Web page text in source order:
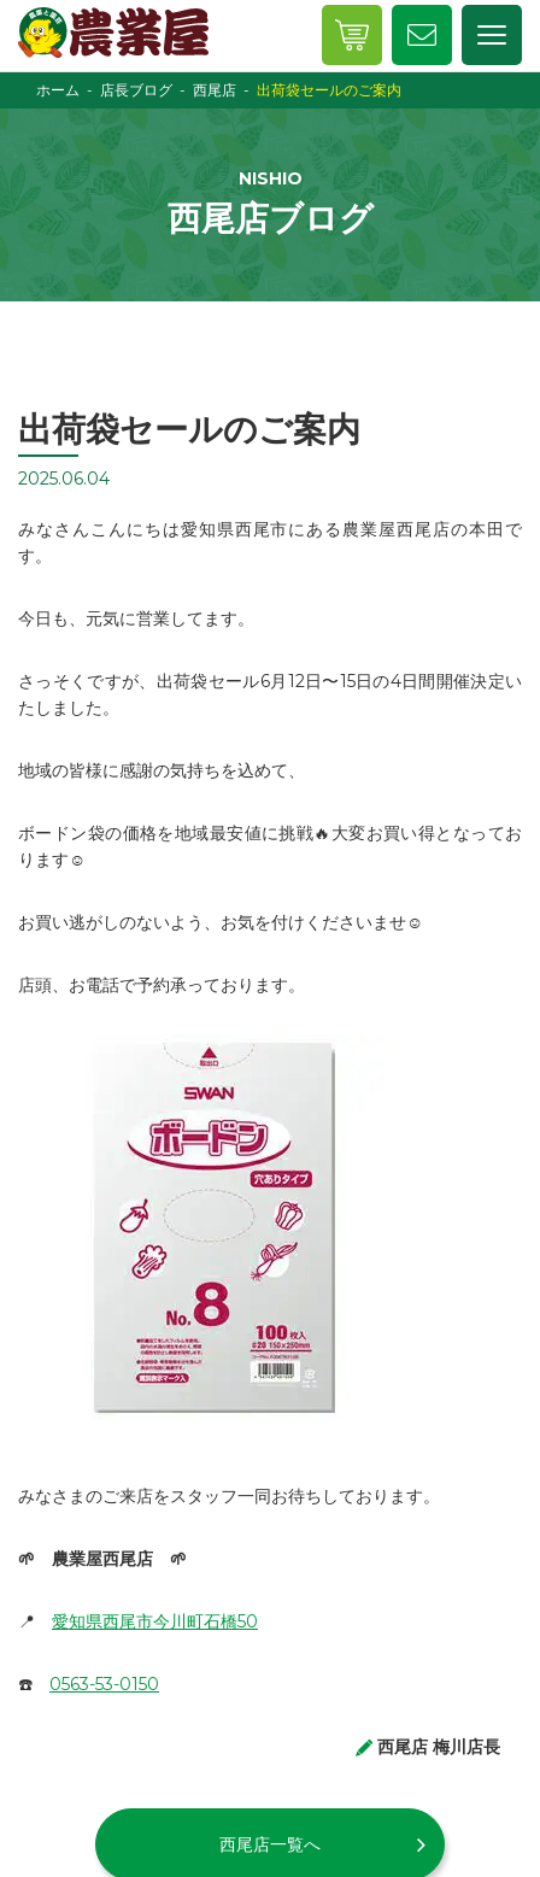
ホーム 店長ブログ 西尾店 出荷袋セールのご案内
NISHIO
西尾店ブログ
出荷袋セールのご案内
2025.06.04
みなさんこんにちは愛知県西尾市にある農業屋西尾店の本田で
す。
今日も、元気に営業してます。
さっそくですが、出荷袋セール6月12日〜15日の4日間開催決定い
たしました。
地域の皆様に感謝の気持ちを込めて、
ボードン袋の価格を地域最安値に挑戦🔥大変お買い得となってお
ります☺
お買い逃がしのないよう、お気を付けくださいませ☺
店頭、お電話で予約承っております。
みなさまのご来店をスタッフ一同お待ちしております。
🌱 農業屋西尾店 🌱
📍 愛知県西尾市今川町石橋50
☎️ 0563-53-0150
西尾店 梅川店長
西尾店一覧へ